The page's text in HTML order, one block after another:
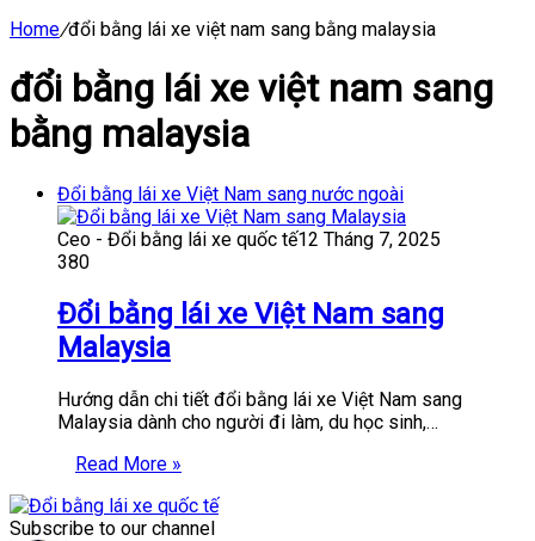
Home/đổi bằng lái xe việt nam sang bằng malaysia
đổi bằng lái xe việt nam sang
bằng malaysia
Đổi bằng lái xe Việt Nam sang nước ngoài
Ceo - Đổi bằng lái xe quốc tế12 Tháng 7, 2025
380
Đổi bằng lái xe Việt Nam sang
Malaysia
Hướng dẫn chi tiết đổi bằng lái xe Việt Nam sang
Malaysia dành cho người đi làm, du học sinh,…
Read More »
Subscribe to our channel